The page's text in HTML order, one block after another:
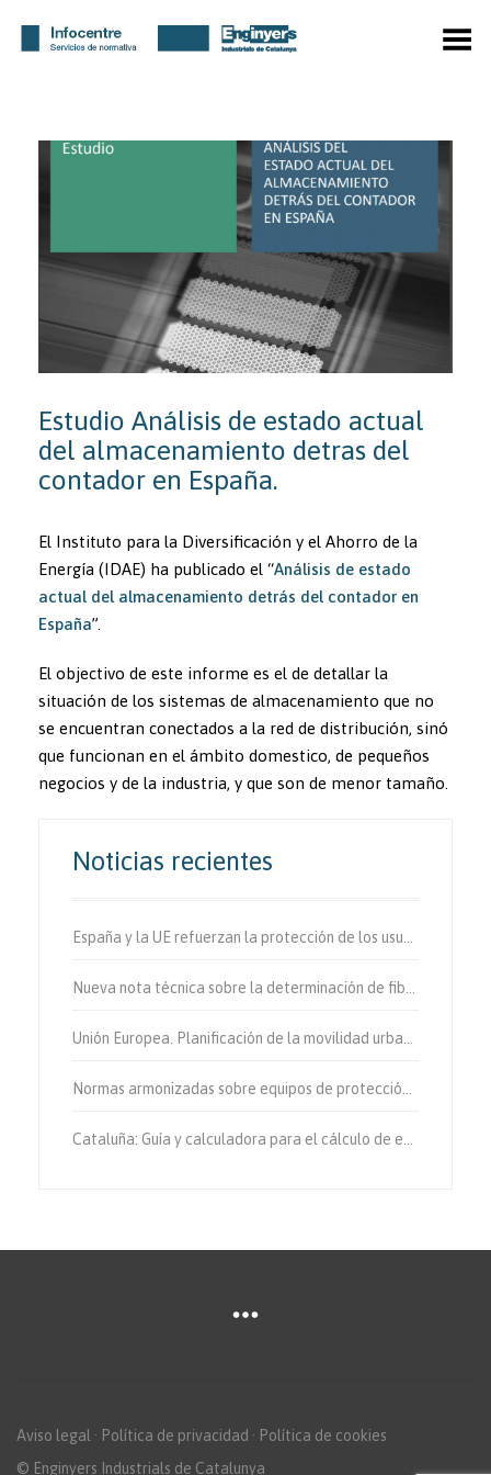
Menú
Estudio Análisis de estado actual
del almacenamiento detras del
contador en España.
El Instituto para la Diversificación y el Ahorro de la
Energía (IDAE) ha publicado el “Análisis de estado
actual del almacenamiento detrás del contador en
España”.
El objectivo de este informe es el de detallar la
situación de los sistemas de almacenamiento que no
se encuentran conectados a la red de distribución, sinó
que funcionan en el ámbito domestico, de pequeños
negocios y de la industria, y que son de menor tamaño.
Noticias recientes
España y la UE refuerzan la protección de los usuarios vulnerables de la vía.
Nueva nota técnica sobre la determinación de fibras de amianto en aire
Unión Europea. Planificación de la movilidad urbana sostenible.
Normas armonizadas sobre equipos de protección individual.
Cataluña: Guía y calculadora para el cálculo de emisiones de gases de efecto invernadero.
Aviso legal · Política de privacidad · Política de cookies
© Enginyers Industrials de Catalunya